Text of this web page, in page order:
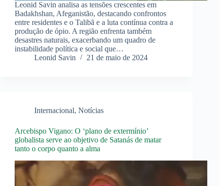
Leonid Savin analisa as tensões crescentes em
Badakhshan, Afeganistão, destacando confrontos
entre residentes e o Talibã e a luta contínua contra a
produção de ópio. A região enfrenta também
desastres naturais, exacerbando um quadro de
instabilidade política e social que…
Leonid Savin
21 de maio de 2024
Internacional, Notícias
Arcebispo Vigano: O ‘plano de extermínio’
globalista serve ao objetivo de Satanás de matar
tanto o corpo quanto a alma